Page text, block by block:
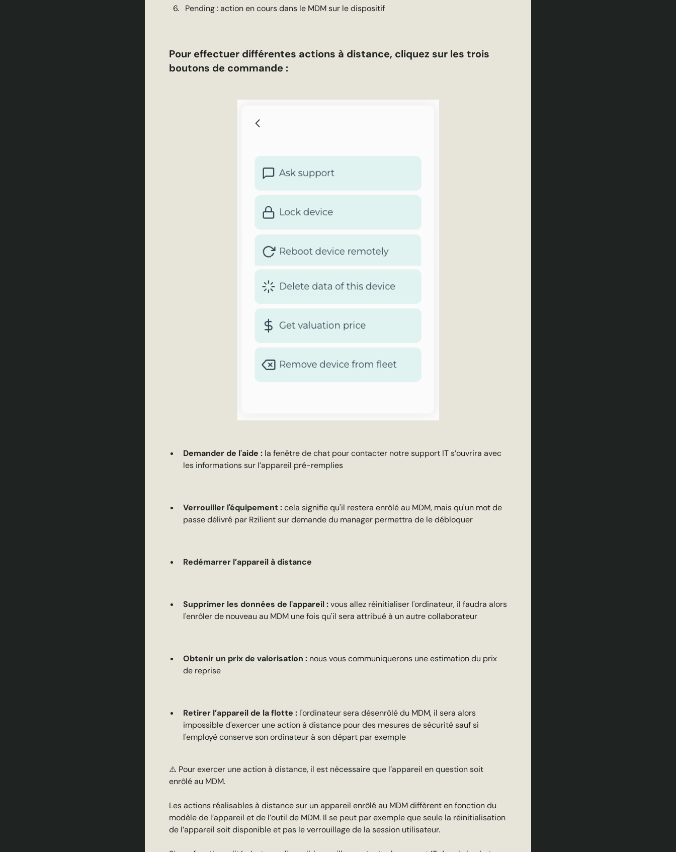
Pending : action en cours dans le MDM sur le dispositif
Pour effectuer différentes actions à distance, cliquez sur les trois
boutons de commande :
Demander de l'aide : la fenêtre de chat pour contacter notre support IT s’ouvrira avec
les informations sur l’appareil pré-remplies
Verrouiller l'équipement :cela signifie qu'il restera enrôlé au MDM, mais qu'un mot de
passe délivré par Rzilient sur demande du manager permettra de le débloquer
Redémarrer l’appareil à distance
Supprimer les données de l'appareil :vous allez réinitialiser l'ordinateur, il faudra alors
l'enrôler de nouveau au MDM une fois qu'il sera attribué à un autre collaborateur
Obtenir un prix de valorisation : nous vous communiquerons une estimation du prix
de reprise
Retirer l’appareil de la flotte : l'ordinateur sera désenrôlé du MDM, il sera alors
impossible d'exercer une action à distance pour des mesures de sécurité sauf si
l'employé conserve son ordinateur à son départ par exemple
⚠️ Pour exercer une action à distance, il est nécessaire que l’appareil en question soit
enrôlé au MDM.
Les actions réalisables à distance sur un appareil enrôlé au MDM diffèrent en fonction du
modèle de l’appareil et de l’outil de MDM. Il se peut par exemple que seule la réinitialisation
de l’appareil soit disponible et pas le verrouillage de la session utilisateur.